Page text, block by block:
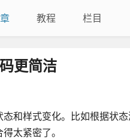
教程 栏目
更简洁
和样式变化。比如根据状
太紧密了。